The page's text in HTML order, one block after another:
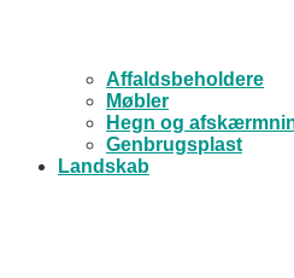
Affaldsbeholdere
Møbler
Hegn og
Genbrugsplast
Landskab